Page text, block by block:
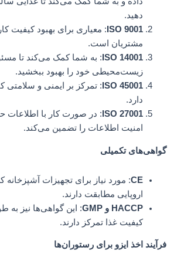
دهید.
ISO 9001: معیاری برای بهبود کیفیت
مشتریان است.
ISO 14001: به شما کمک می‌کند تا
زیست‌محیطی خود را بهبود ببخشید.
ISO 45001: تمرکز بر ایمنی و سلامتی
دارد.
ISO 27001: در صورت کار با اطلاعات
امنیت اطلاعات را تضمین می‌کند.
گواهی‌های تکمیلی
CE: مورد نیاز برای تجهیزات آشپزخانه که
اروپایی مطابقت دارند.
HACCP و GMP
: این گواهی‌ها نیز به
کیفیت غذا تمرکز دارند.
فرآیند اخذ ایزو برای رستوران‌ها